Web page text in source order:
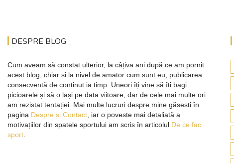
DESPRE BLOG
Cum aveam să constat ulterior, la câțiva ani după ce am pornit
acest blog, chiar și la nivel de amator cum sunt eu, publicarea
consecventă de conținut ia timp. Uneori îți vine să îți bagi
picioarele și să o lași pe data viitoare, dar de cele mai multe ori
am rezistat tentației. Mai multe lucruri despre mine găsești în
pagina Despre si Contact , iar o poveste mai detaliată a
motivațiilor din spatele sportului am scris în articolul De ce fac
sport